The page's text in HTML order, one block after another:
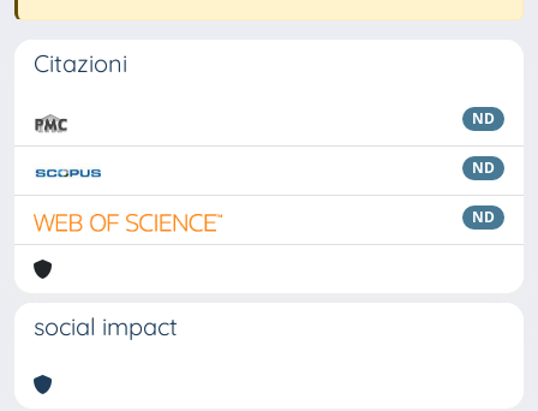
Citazioni
ND
ND
ND
social impact